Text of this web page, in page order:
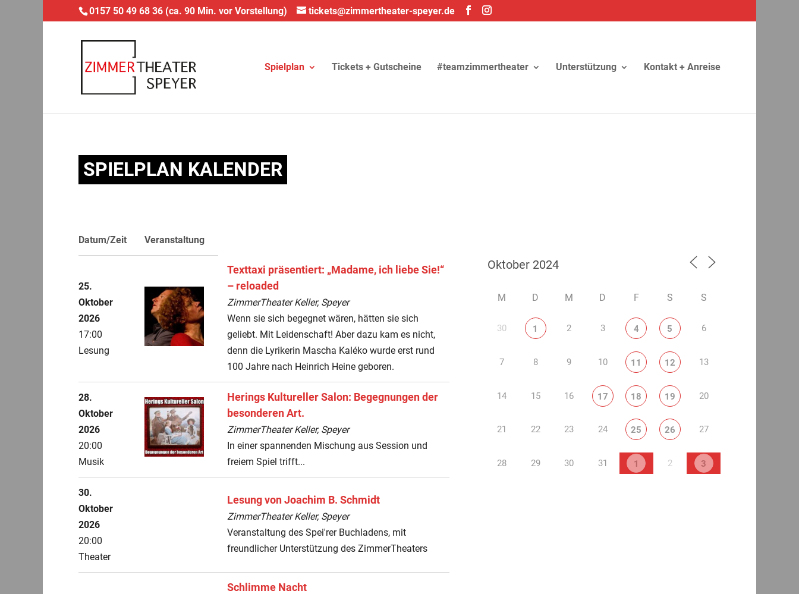
0157 50 49 68 36 (ca. 90 Min. vor Vorstellung) tickets@zimmertheater-speyer.de
Spielplan Tickets + Gutscheine #teamzimmertheater Unterstützung Kontakt + Anreise
SPIELPLAN KALENDER
Datum/Zeit Veranstaltung
25.
Oktober
2026
17:00
Lesung
Texttaxi präsentiert: „Madame, ich liebe Sie!“
– reloaded
ZimmerTheater Keller, Speyer
Wenn sie sich begegnet wären, hätten sie sich
geliebt. Mit Leidenschaft! Aber dazu kam es nicht,
denn die Lyrikerin Mascha Kaléko wurde erst rund
100 Jahre nach Heinrich Heine geboren.
28.
Oktober
2026
20:00
Musik
Herings Kultureller Salon: Begegnungen der
besonderen Art.
ZimmerTheater Keller, Speyer
In einer spannenden Mischung aus Session und
freiem Spiel trifft...
30.
Oktober
2026
20:00
Theater
Lesung von Joachim B. Schmidt
ZimmerTheater Keller, Speyer
Veranstaltung des Spei'rer Buchladens, mit
freundlicher Unterstützung des ZimmerTheaters
Schlimme Nacht
M D M D F S S
30 1 2 3 4 5 6
7 8 9 10 11 12 13
14 15 16 17 18 19 20
21 22 23 24 25 26 27
28 29 30 31 1 2 3